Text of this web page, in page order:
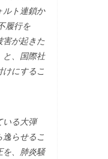
ルト連鎖か
履行を
害が起きた
と、国際社
にするこ
る大弾
らせるこ
を、肺炎騒